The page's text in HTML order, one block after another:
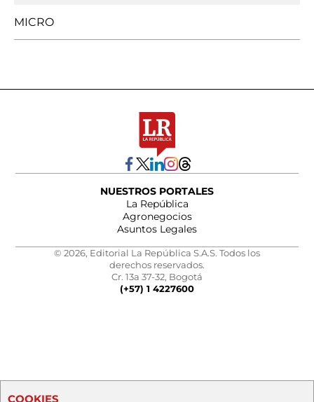
MICRO
NUESTROS PORTALES
La República
Agronegocios
Asuntos Legales
© 2026, Editorial La República S.A.S. Todos los
derechos reservados.
Cr. 13a 37-32, Bogotá
(+57) 1 4227600
COOKIES